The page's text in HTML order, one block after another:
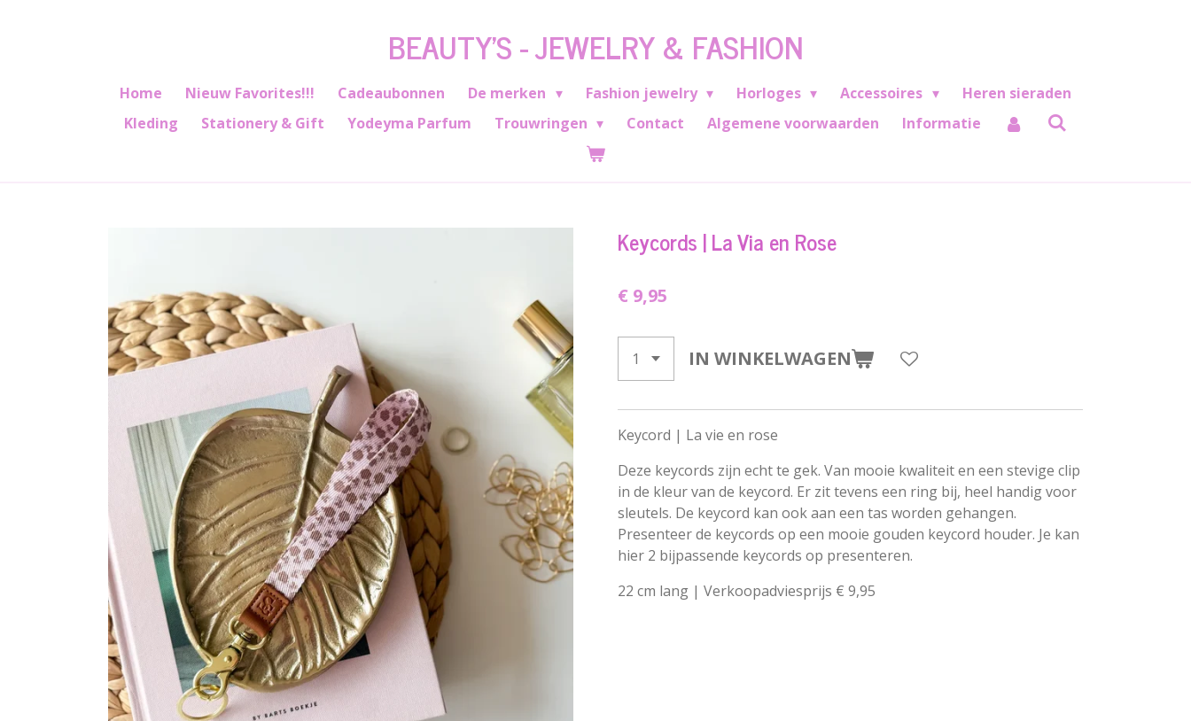
BEAUTY'S - JEWELRY & FASHION
Home Nieuw Favorites!!! Cadeaubonnen De merken Fashion jewelry Horloges Accessoires
Heren sieraden
Kleding
Stationery & Gift Yodeyma Parfum Trouwringen Contact Algemene voorwaarden Informatie
Keycords | La Via en Rose
€ 9,95
IN WINKELWAGEN
Keycord | La vie en rose
Deze keycords zijn echt te gek. Van mooie kwaliteit en een stevige clip
in de kleur van de keycord. Er zit tevens een ring bij, heel handig voor
sleutels. De keycord kan ook aan een tas worden gehangen.
Presenteer de keycords op een mooie gouden keycord houder. Je kan
hier 2 bijpassende keycords op presenteren.
22 cm lang | Verkoopadviesprijs € 9,95